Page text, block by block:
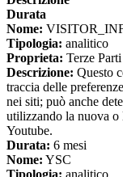
Durata
Nome:
Tipologia: analitico
Proprieta: Terze Parti
Descrizione: Questo
traccia delle
nei siti; può anche
utilizzando la nuova o
Youtube.
Durata: 6 mesi
Nome: YSC
Tipologia: analitico